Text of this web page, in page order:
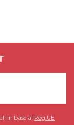
in base al Reg.UE